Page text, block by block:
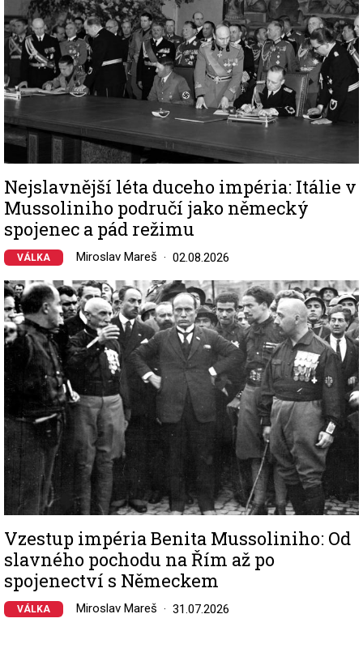
Nejslavnější léta duceho impéria: Itálie v
Mussoliniho područí jako německý
spojenec a pád režimu
VÁLKA Miroslav Mareš 02.08.2026
Image
Vzestup impéria Benita Mussoliniho: Od
slavného pochodu na Řím až po
spojenectví s Německem
VÁLKA Miroslav Mareš 31.07.2026